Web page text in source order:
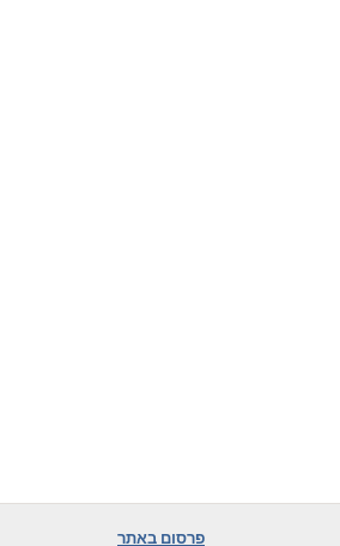
פרסום באתר